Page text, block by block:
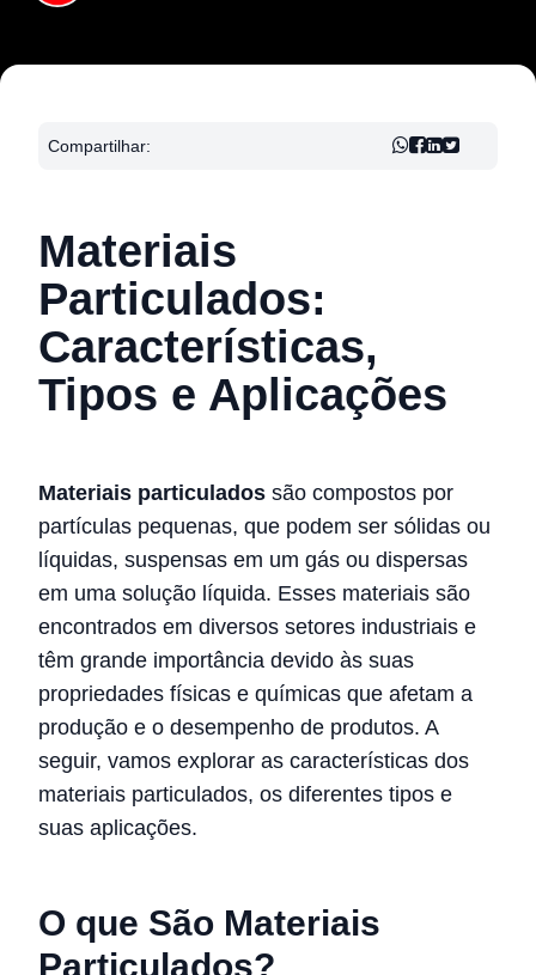
Compartilhar:
Materiais
Particulados:
Características,
Tipos e Aplicações
Materiais particulados são compostos por
partículas pequenas, que podem ser sólidas ou
líquidas, suspensas em um gás ou dispersas
em uma solução líquida. Esses materiais são
encontrados em diversos setores industriais e
têm grande importância devido às suas
propriedades físicas e químicas que afetam a
produção e o desempenho de produtos. A
seguir, vamos explorar as características dos
materiais particulados, os diferentes tipos e
suas aplicações.
O que São Materiais
Particulados?